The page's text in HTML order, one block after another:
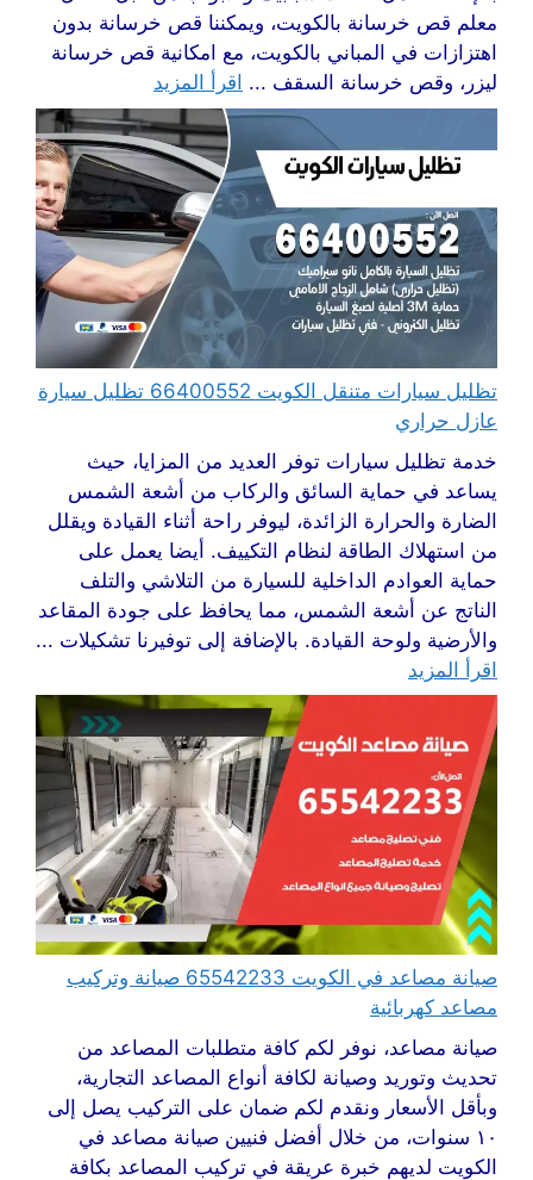
معلم قص خرسانة بالكويت، ويمكننا قص خرسانة بدون
اهتزازات في المباني بالكويت، مع امكانية قص خرسانة
ليزر، وقص خرسانة السقف ... اقرأ المزيد
تظليل سيارات متنقل الكويت 66400552 تظليل سيارة
عازل حراري
خدمة تظليل سيارات توفر العديد من المزايا، حيث
يساعد في حماية السائق والركاب من أشعة الشمس
الضارة والحرارة الزائدة، ليوفر راحة أثناء القيادة ويقلل
من استهلاك الطاقة لنظام التكييف. أيضا يعمل على
حماية العوادم الداخلية للسيارة من التلاشي والتلف
الناتج عن أشعة الشمس، مما يحافظ على جودة المقاعد
والأرضية ولوحة القيادة. بالإضافة إلى توفيرنا تشكيلات ...
اقرأ المزيد
صيانة مصاعد في الكويت 65542233 صيانة وتركيب
مصاعد كهربائية
صيانة مصاعد، نوفر لكم كافة متطلبات المصاعد من
تحديث وتوريد وصيانة لكافة أنواع المصاعد التجارية،
وبأقل الأسعار ونقدم لكم ضمان على التركيب يصل إلى
١٠ سنوات، من خلال أفضل فنيين صيانة مصاعد في
الكويت لديهم خبرة عريقة في تركيب المصاعد بكافة